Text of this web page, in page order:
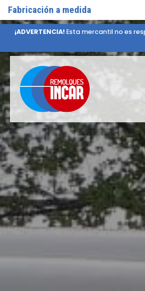
Fabricación a medida
¡ADVERTENCIA! Esta mercantil no es